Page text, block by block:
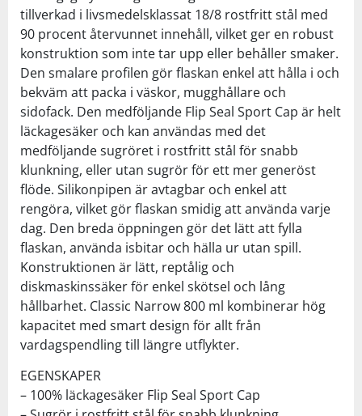
tillverkad i livsmedelsklassat 18/8 rostfritt stål med
90 procent återvunnet innehåll, vilket ger en robust
konstruktion som inte tar upp eller behåller smaker.
Den smalare profilen gör flaskan enkel att hålla i och
bekväm att packa i väskor, mugghållare och
sidofack. Den medföljande Flip Seal Sport Cap är helt
läckagesäker och kan användas med det
medföljande sugröret i rostfritt stål för snabb
klunkning, eller utan sugrör för ett mer generöst
flöde. Silikonpipen är avtagbar och enkel att
rengöra, vilket gör flaskan smidig att använda varje
dag. Den breda öppningen gör det lätt att fylla
flaskan, använda isbitar och hälla ur utan spill.
Konstruktionen är lätt, reptålig och
diskmaskinssäker för enkel skötsel och lång
hållbarhet. Classic Narrow 800 ml kombinerar hög
kapacitet med smart design för allt från
vardagspendling till längre utflykter.
EGENSKAPER
– 100% läckagesäker Flip Seal Sport Cap